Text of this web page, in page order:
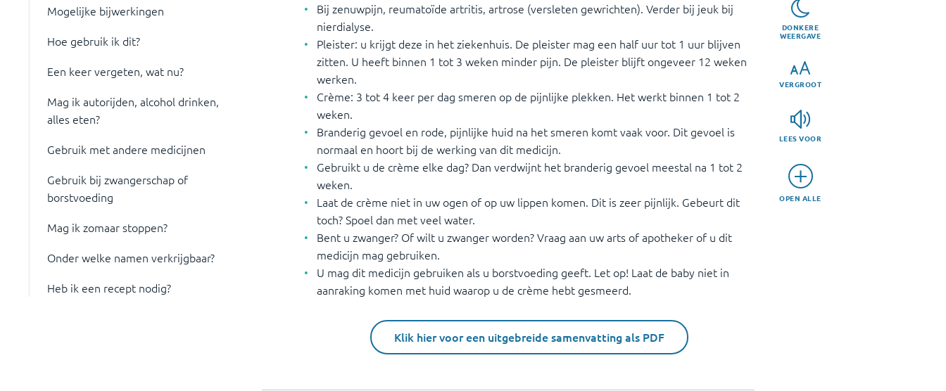
Mogelijke bijwerkingen
Hoe gebruik ik dit?
Een keer vergeten, wat nu?
Mag ik autorijden, alcohol drinken,
alles eten?
Gebruik met andere medicijnen
Gebruik bij zwangerschap of
borstvoeding
Mag ik zomaar stoppen?
Onder welke namen verkrijgbaar?
Heb ik een recept nodig?
DONKERE
WEERGAVE
VERGROOT
LEES VOOR
OPEN ALLE
Bij zenuwpijn, reumatoïde artritis, artrose (versleten gewrichten). Verder bij jeuk bij
nierdialyse.
Pleister: u krijgt deze in het ziekenhuis. De pleister mag een half uur tot 1 uur blijven
zitten. U heeft binnen 1 tot 3 weken minder pijn. De pleister blijft ongeveer 12 weken
werken.
Crème: 3 tot 4 keer per dag smeren op de pijnlijke plekken. Het werkt binnen 1 tot 2
weken.
Branderig gevoel en rode, pijnlijke huid na het smeren komt vaak voor. Dit gevoel is
normaal en hoort bij de werking van dit medicijn.
Gebruikt u de crème elke dag? Dan verdwijnt het branderig gevoel meestal na 1 tot 2
weken.
Laat de crème niet in uw ogen of op uw lippen komen. Dit is zeer pijnlijk. Gebeurt dit
toch? Spoel dan met veel water.
Bent u zwanger? Of wilt u zwanger worden? Vraag aan uw arts of apotheker of u dit
medicijn mag gebruiken.
U mag dit medicijn gebruiken als u borstvoeding geeft. Let op! Laat de baby niet in
aanraking komen met huid waarop u de crème hebt gesmeerd.
Klik hier voor een uitgebreide samenvatting als PDF